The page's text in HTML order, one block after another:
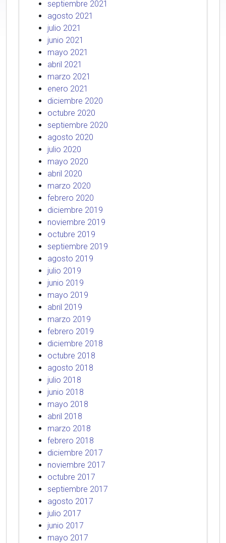
septiembre 2021
agosto 2021
julio 2021
junio 2021
mayo 2021
abril 2021
marzo 2021
enero 2021
diciembre 2020
octubre 2020
septiembre 2020
agosto 2020
julio 2020
mayo 2020
abril 2020
marzo 2020
febrero 2020
diciembre 2019
noviembre 2019
octubre 2019
septiembre 2019
agosto 2019
julio 2019
junio 2019
mayo 2019
abril 2019
marzo 2019
febrero 2019
diciembre 2018
octubre 2018
agosto 2018
julio 2018
junio 2018
mayo 2018
abril 2018
marzo 2018
febrero 2018
diciembre 2017
noviembre 2017
octubre 2017
septiembre 2017
agosto 2017
julio 2017
junio 2017
mayo 2017